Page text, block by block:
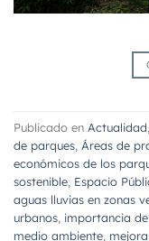
Publicado en Actualidad
de parques Áreas de
económicos de los
sostenible Espacio
aguas lluvias en zonas
urbanos importancia
medio ambiente